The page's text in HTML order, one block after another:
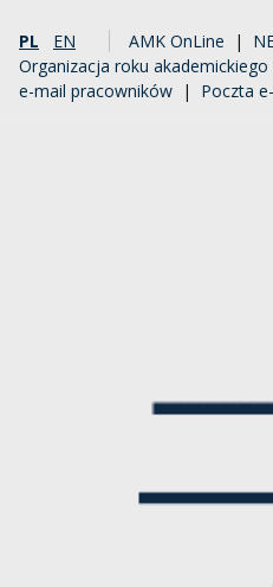
PL EN AMK OnLine |
Organizacja roku akademickiego
e-mail pracowników | Poczta